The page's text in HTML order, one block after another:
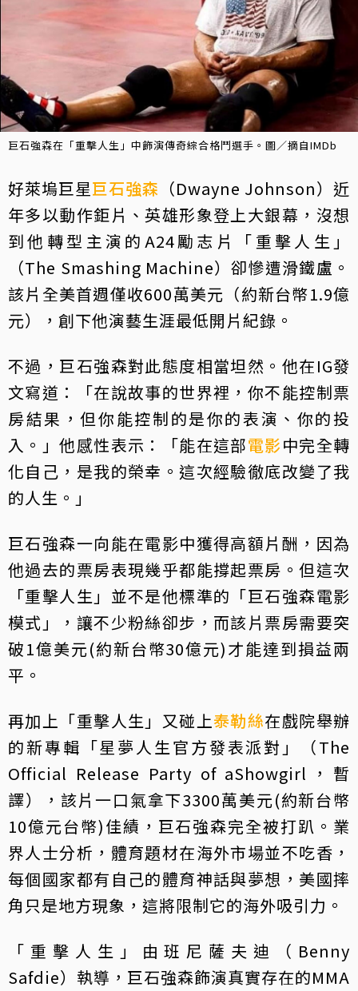
巨石強森在「重擊人生」中飾演傳奇綜合格鬥選手。圖／摘自IMDb
好萊塢巨星巨石強森 （Dwayne Johnson）近
年多以動作鉅片、英雄形象登上大銀幕，沒想
到他轉型主演的A24勵志片「重擊人生」
（The Smashing Machine）卻慘遭滑鐵盧。
該片全美首週僅收600萬美元（約新台幣1.9億
元），創下他演藝生涯最低開片紀錄。
不過，巨石強森對此態度相當坦然。他在IG發
文寫道：「在說故事的世界裡，你不能控制票
房結果，但你能控制的是你的表演、你的投
入。」他感性表示：「能在這部電影中完全轉
化自己，是我的榮幸。這次經驗徹底改變了我
的人生。」
巨石強森一向能在電影中獲得高額片酬，因為
他過去的票房表現幾乎都能撐起票房。但這次
「重擊人生」並不是他標準的「巨石強森電影
模式」，讓不少粉絲卻步，而該片票房需要突
破1億美元(約新台幣30億元)才能達到損益兩
平。
再加上「重擊人生」又碰上泰勒絲在戲院舉辦
的新專輯「星夢人生官方發表派對」（The
Official Release Party of aShowgirl，暫
譯），該片一口氣拿下3300萬美元(約新台幣
10億元台幣)佳績，巨石強森完全被打趴。業
界人士分析，體育題材在海外市場並不吃香，
每個國家都有自己的體育神話與夢想，美國摔
角只是地方現象，這將限制它的海外吸引力。
「重擊人生」由班尼薩夫迪（Benny
Safdie）執導，巨石強森飾演真實存在的MMA